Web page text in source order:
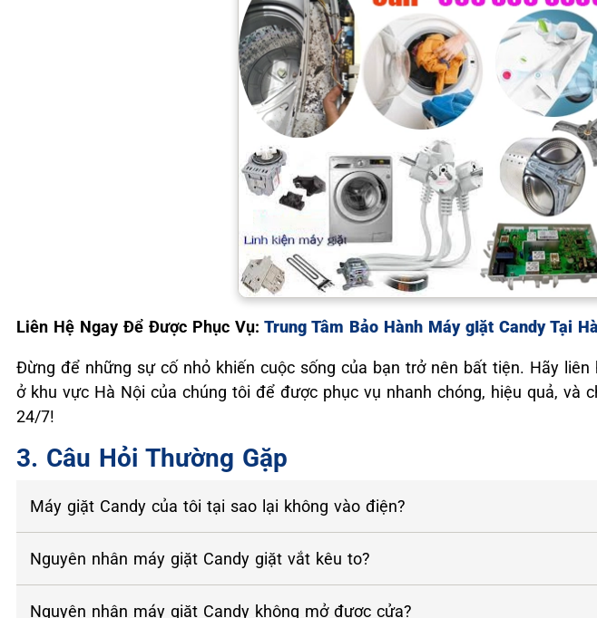
Liên Hệ Ngay Để Được Phục Vụ: Trung Tâm Bảo Hành Máy gIặt Candy Tại
Đừng để những sự cố nhỏ khiến cuộc sống của bạn trở nên bất tiện. Hãy
ở khu vực Hà Nội của chúng tôi để được phục vụ nhanh chóng, hiệu quả, và
24/7!
3. Câu Hỏi Thường Gặp
Máy giặt Candy của tôi tại sao lại không vào điện?
Nguyên nhân máy giặt Candy giặt vắt kêu to?
Nguyên nhân máy giặt Candy không mở được cửa?